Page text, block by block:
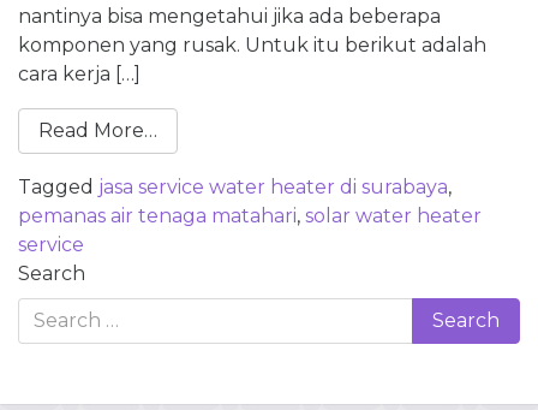
nantinya bisa mengetahui jika ada beberapa
komponen yang rusak. Untuk itu berikut adalah
cara kerja […]
Read More…
Tagged jasa service water heater di surabaya,
pemanas air tenaga matahari, solar water heater
service
Search